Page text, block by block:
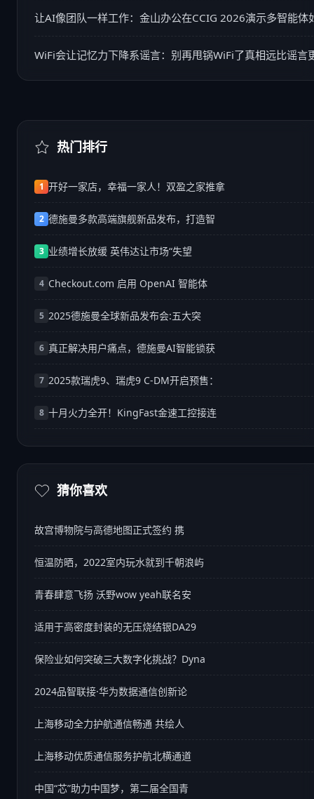
让AI像团队一样工作：金山办公在CCIG 2026演示多智能体
WiFi会让记忆力下降系谣言：别再甩锅WiFi了真相远比谣言
热门排行
1 开好一家店，幸福一家人！双盈之家推拿
2 德施曼多款高端旗舰新品发布，打造智
3 业绩增长放缓 英伟达让市场“失望
4 Checkout.com 启用 OpenAI 智能体
5 2025德施曼全球新品发布会:五大突
6 真正解决用户痛点，德施曼AI智能锁获
7 2025款瑞虎9、瑞虎9 C-DM开启预售：
8 十月火力全开！KingFast金速工控接连
猜你喜欢
故宫博物院与高德地图正式签约 携
恒温防晒，2022室内玩水就到千朝浪屿
青春肆意飞扬 沃野wow yeah联名安
适用于高密度封装的无压烧结银DA29
保险业如何突破三大数字化挑战？Dyna
2024品智联接·华为数据通信创新论
上海移动全力护航通信畅通 共绘人
上海移动优质通信服务护航北横通道
中国“芯”助力中国梦，第二届全国青